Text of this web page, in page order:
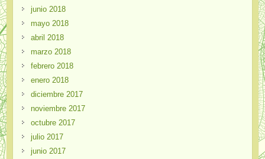
junio 2018
mayo 2018
abril 2018
marzo 2018
febrero 2018
enero 2018
diciembre 2017
noviembre 2017
octubre 2017
julio 2017
junio 2017